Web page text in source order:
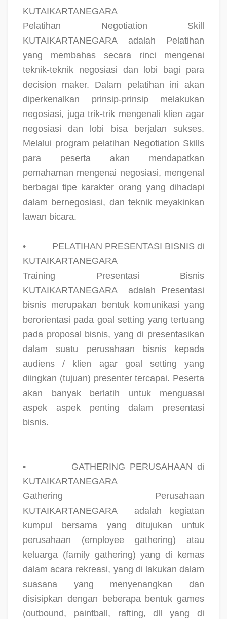
KUTAIKARTANEGARA
Pelatihan Negotiation Skill
KUTAIKARTANEGARA
adalah
Pelatihan
yang membahas secara rinci mengenai
teknik-teknik negosiasi dan lobi bagi para
decision maker. Dalam pelatihan ini akan
diperkenalkan prinsip-prinsip melakukan
negosiasi, juga trik-trik mengenali klien agar
negosiasi dan lobi bisa berjalan sukses.
Melalui program pelatihan Negotiation Skills
para peserta akan mendapatkan
pemahaman mengenai negosiasi, mengenal
berbagai tipe karakter orang yang dihadapi
dalam bernegosiasi, dan teknik meyakinkan
lawan bicara.
•
PELATIHAN PRESENTASI BISNIS di
KUTAIKARTANEGARA
Training Presentasi Bisnis
KUTAIKARTANEGARA
adalah Presentasi
bisnis merupakan bentuk komunikasi yang
berorientasi pada goal setting yang tertuang
pada proposal bisnis, yang di presentasikan
dalam suatu perusahaan bisnis kepada
audiens / klien agar goal setting yang
diingkan (tujuan) presenter tercapai. Peserta
akan banyak berlatih untuk menguasai
aspek aspek penting dalam presentasi
bisnis.
•
GATHERING PERUSAHAAN di
KUTAIKARTANEGARA
Gathering Perusahaan
KUTAIKARTANEGARA
adalah kegiatan
kumpul bersama yang ditujukan untuk
perusahaan (employee gathering) atau
keluarga (family gathering) yang di kemas
dalam acara rekreasi, yang di lakukan dalam
suasana yang menyenangkan dan
disisipkan dengan beberapa bentuk games
(outbound, paintball, rafting, dll yang di